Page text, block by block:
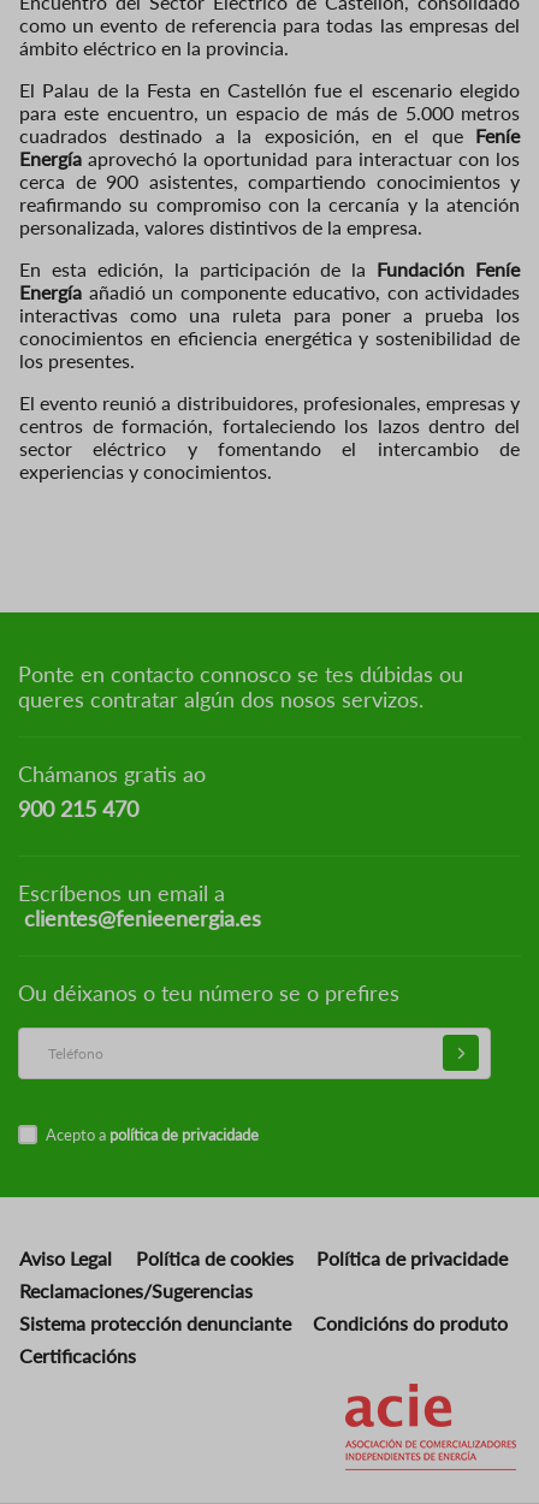
como un evento de referencia para todas las empresas del
ámbito eléctrico en la provincia.
El Palau de la Festa en Castellón fue el escenario elegido
para este encuentro, un espacio de más de 5.000 metros
cuadrados destinado a la exposición, en el que Feníe
Energía aprovechó la oportunidad para interactuar con los
cerca de 900 asistentes, compartiendo conocimientos y
reafirmando su compromiso con la cercanía y la atención
personalizada, valores distintivos de la empresa.
En esta edición, la participación de la Fundación Feníe
Energía añadió un componente educativo, con actividades
interactivas como una ruleta para poner a prueba los
conocimientos en eficiencia energética y sostenibilidad de
los presentes.
El evento reunió a distribuidores, profesionales, empresas y
centros de formación, fortaleciendo los lazos dentro del
sector eléctrico y fomentando el intercambio de
experiencias y conocimientos.
Ponte en contacto connosco se tes dúbidas ou
queres contratar algún dos nosos servizos.
Chámanos gratis ao
900 215 470
Escríbenos un email a
clientes@fenieenergia.es
Ou déixanos o teu número se o prefires
Acepto a política de privacidade
Aviso Legal Política de cookies
Política de privacidade
Reclamaciones/Sugerencias
Sistema protección denunciante
Condicións do produto
Certificacións